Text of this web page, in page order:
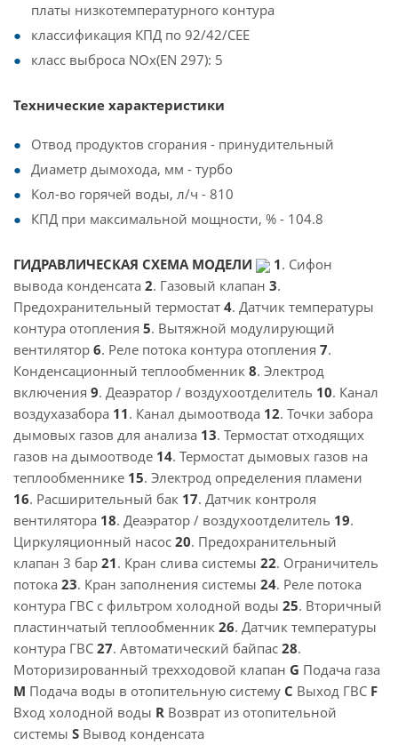
платы низкотемпературного контура
классификация КПД по 92/42/СЕЕ
класс выброса NOx(EN 297): 5
Технические характеристики
Отвод продуктов сгорания - принудительный
Диаметр дымохода, мм - турбо
Кол-во горячей воды, л/ч - 810
КПД при максимальной мощности, % - 104.8
ГИДРАВЛИЧЕСКАЯ СХЕМА МОДЕЛИ 1. Сифон
вывода конденсата 2. Газовый клапан 3.
Предохранительный термостат 4. Датчик температуры
контура отопления 5. Вытяжной модулирующий
вентилятор 6. Реле потока контура отопления 7.
Конденсационный теплообменник 8. Электрод
включения 9. Деаэратор / воздухоотделитель 10. Канал
воздухазабора 11. Канал дымоотвода 12. Точки забора
дымовых газов для анализа 13. Термостат отходящих
газов на дымоотводе 14. Термостат дымовых газов на
теплообменнике 15. Электрод определения пламени
16. Расширительный бак 17. Датчик контроля
вентилятора 18. Деаэратор / воздухоотделитель 19.
Циркуляционный насос 20. Предохранительный
клапан 3 бар 21. Кран слива системы 22. Ограничитель
потока 23. Кран заполнения системы 24. Реле потока
контура ГВС с фильтром холодной воды 25. Вторичный
пластинчатый теплообменник 26. Датчик температуры
контура ГВС 27. Автоматический байпас 28.
Моторизированный трехходовой клапан G Подача газа
M Подача воды в отопительную систему C Выход ГВС F
Вход холодной воды R Возврат из отопительной
системы S Вывод конденсата